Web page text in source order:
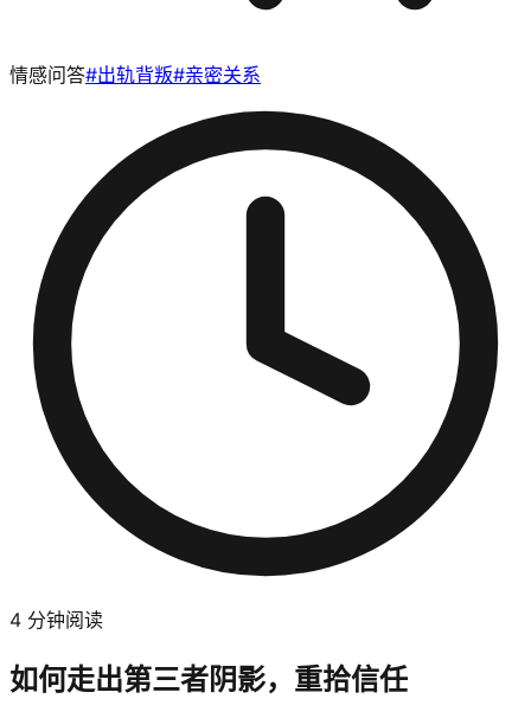
情感问答#出轨背叛#亲密关系
4 分钟阅读
如何走出第三者阴影，重拾信任